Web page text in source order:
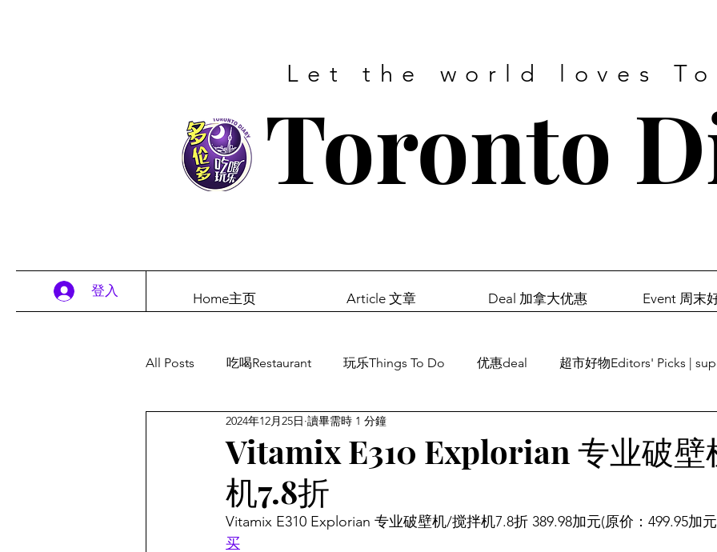
Let the world loves
Toronto
登入 Home主页 Article 文章 Deal 加拿大优惠 Event 周末
All Posts 吃喝Restaurant 玩乐Things To Do 优惠deal 超市好物Editors' Picks |
餐厅优惠Restaurant's Deals 潮流others
Vitamix E310 Explorian 专业破壁
机7.8折
2024年12月25日 讀畢需時 1 分鐘
Vitamix E310 Explorian 专业破壁机/搅拌机7.8折 389.98加元(原价：499.95加
买